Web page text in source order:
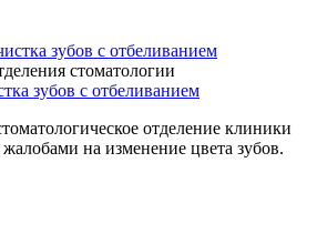
стоматологии
зубов с отбеливанием
отделение клиники
на изменение цвета зубов.